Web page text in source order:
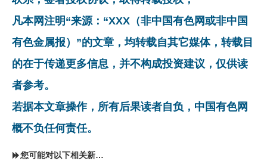
凡本网注明“来源：“XXX（非中国有色网或非中国
有色金属报）”的文章，均转载自其它媒体，转载目
的在于传递更多信息，并不构成投资建议，仅供读
者参考。
若据本文章操作，所有后果读者自负，中国有色网
概不负任何责任。
您可能对以下相关新闻同样感兴趣